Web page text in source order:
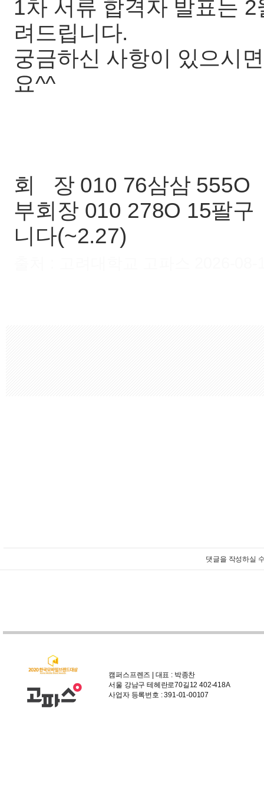
1차 서류 합격자 발표는
려드립니다.
궁금하신 사항이 있으시
요^^
회 장 010 76삼삼 555O
부회장 010 278O 15팔
니다(~2.27)
댓글을 작성하실
캠퍼스프렌즈 | 대표 : 박종찬
서울 강남구 테헤란로70길12 402-418A
사업자 등록번호 : 391-01-00107